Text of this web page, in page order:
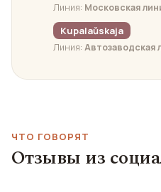
Линия: Московская
Kupalaŭskaja
Линия: Автозаводская
ЧТО ГОВОРЯТ
Отзывы из